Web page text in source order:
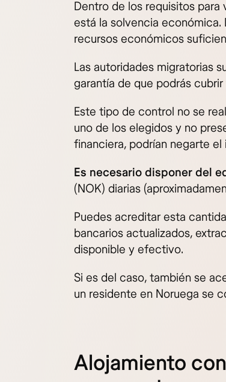
Dentro de los requisitos para
está la solvencia
recursos económicos
Las autoridades migratorias
garantía de que podrás
Este tipo de control no se
uno de los elegidos y no
financiera, podrían negarte el
Es necesario disponer del
(NOK) diarias
Puedes acreditar esta
bancarios actualizados,
disponible y efectivo.
Si es del caso, también se
un residente en Noruega se
Alojamiento